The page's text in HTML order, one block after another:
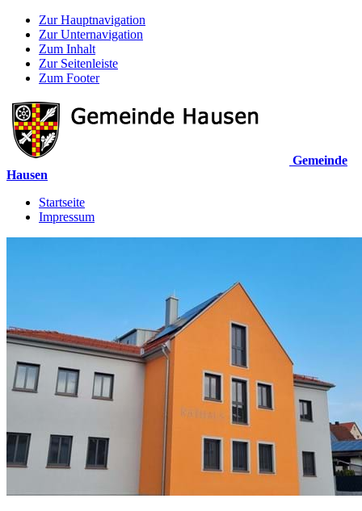
Zur Hauptnavigation
Zur Unternavigation
Zum Inhalt
Zur Seitenleiste
Zum Footer
Gemeinde
Hausen
Startseite
Impressum